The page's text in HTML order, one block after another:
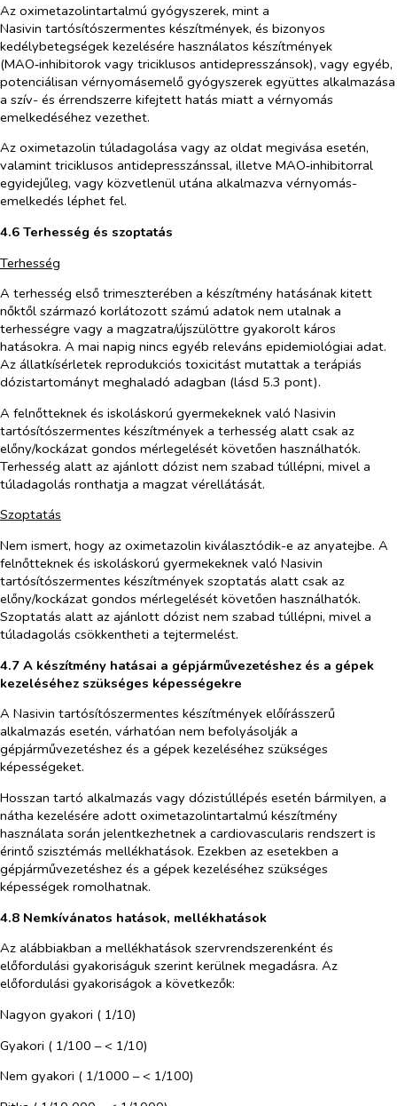
Az oximetazolintartalmú gyógyszerek, mint a
Nasivin tartósítószermentes készítmények, és bizonyos
kedélybetegségek kezelésére használatos készítmények
(MAO‑inhibitorok vagy triciklusos antidepresszánsok), vagy egyéb,
potenciálisan vérnyomásemelő gyógyszerek együttes alkalmazása
a szív- és érrendszerre kifejtett hatás miatt a vérnyomás
emelkedéséhez vezethet.
Az oximetazolin túladagolása vagy az oldat megivása esetén,
valamint triciklusos antidepresszánssal, illetve MAO‑inhibitorral
egyidejűleg, vagy közvetlenül utána alkalmazva vérnyomás-
emelkedés léphet fel.
4.6 Terhesség és szoptatás
Terhesség
A terhesség első trimeszterében a készítmény hatásának kitett
nőktől származó korlátozott számú adatok nem utalnak a
terhességre vagy a magzatra/újszülöttre gyakorolt káros
hatásokra. A mai napig nincs egyéb releváns epidemiológiai adat.
Az állatkísérletek reprodukciós toxicitást mutattak a terápiás
dózistartományt meghaladó adagban (lásd 5.3 pont).
A felnőtteknek és iskoláskorú gyermekeknek való Nasivin
tartósítószermentes készítmények a terhesség alatt csak az
előny/kockázat gondos mérlegelését követően használhatók.
Terhesség alatt az ajánlott dózist nem szabad túllépni, mivel a
túladagolás ronthatja a magzat vérellátását.
Szoptatás
Nem ismert, hogy az oximetazolin kiválasztódik-e az anyatejbe. A
felnőtteknek és iskoláskorú gyermekeknek való Nasivin
tartósítószermentes készítmények szoptatás alatt csak az
előny/kockázat gondos mérlegelését követően használhatók.
Szoptatás alatt az ajánlott dózist nem szabad túllépni, mivel a
túladagolás csökkentheti a tejtermelést.
4.7 A készítmény hatásai a gépjárművezetéshez és a gépek
kezeléséhez szükséges képességekre
A Nasivin tartósítószermentes készítmények előírásszerű
alkalmazás esetén, várhatóan nem befolyásolják a
gépjárművezetéshez és a gépek kezeléséhez szükséges
képességeket.
Hosszan tartó alkalmazás vagy dózistúllépés esetén bármilyen, a
nátha kezelésére adott oximetazolintartalmú készítmény
használata során jelentkezhetnek a cardiovascularis rendszert is
érintő szisztémás mellékhatások. Ezekben az esetekben a
gépjárművezetéshez és a gépek kezeléséhez szükséges
képességek romolhatnak.
4.8 Nemkívánatos hatások, mellékhatások
Az alábbiakban a mellékhatások szervrendszerenként és
előfordulási gyakoriságuk szerint kerülnek megadásra. Az
előfordulási gyakoriságok a következők:
Nagyon gyakori ( 1/10)
Gyakori ( 1/100 – < 1/10)
Nem gyakori ( 1/1000 – < 1/100)